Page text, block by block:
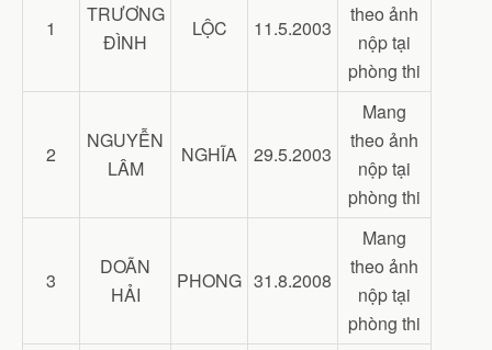
1
TRƯƠNG
ĐÌNH
LỘC 11.5.2003
theo ảnh
nộp tại
phòng thi
2
NGUYỄN
LÂM
NGHĨA 29.5.2003
Mang
theo ảnh
nộp tại
phòng thi
3
DOÃN
HẢI
PHONG 31.8.2008
Mang
theo ảnh
nộp tại
phòng thi